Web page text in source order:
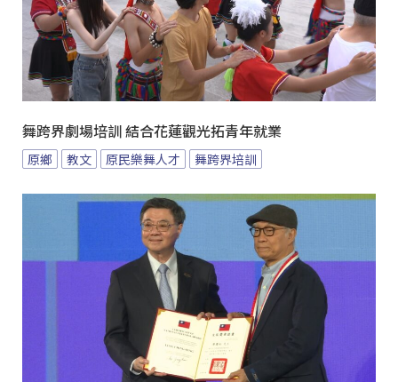
舞跨界劇場培訓 結合花蓮觀光拓青年就業
原鄉 教文 原民樂舞人才 舞跨界培訓